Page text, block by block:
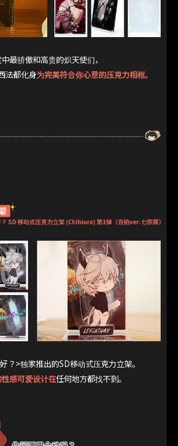
最骄傲和高贵的炽天使们，
法都化身为完美符合你心意的压克力相框。
？>独家推出的SD移动式压克力立架。
感可爱设计在任何地方都找不到。